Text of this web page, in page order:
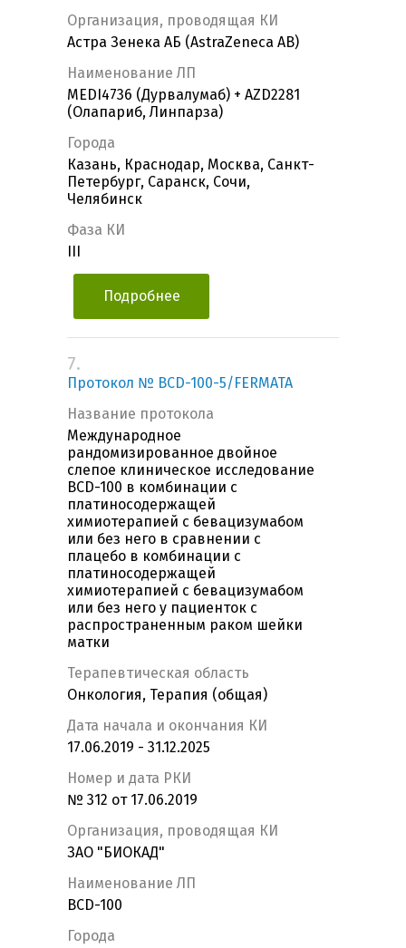
Организация, проводящая КИ
Астра Зенека АБ (AstraZeneca AB)
Наименование ЛП
MEDI4736 (Дурвалумаб) + AZD2281
(Олапариб, Линпарза)
Города
Казань, Краснодар, Москва, Санкт-
Петербург, Саранск, Сочи,
Челябинск
Фаза КИ
Подробнее
7.
Протокол № BCD-100-5/FERMATA
Название протокола
Международное
рандомизированное двойное
слепое клиническое исследование
BCD-100 в комбинации с
платиносодержащей
химиотерапией с бевацизумабом
или без него в сравнении с
плацебо в комбинации с
платиносодержащей
химиотерапией с бевацизумабом
или без него у пациенток с
распространенным раком шейки
матки
Терапевтическая область
Онкология, Терапия (общая)
Дата начала и окончания КИ
17.06.2019 - 31.12.2025
Номер и дата РКИ
№ 312 от 17.06.2019
Организация, проводящая КИ
ЗАО "БИОКАД"
Наименование ЛП
BCD-100
Города